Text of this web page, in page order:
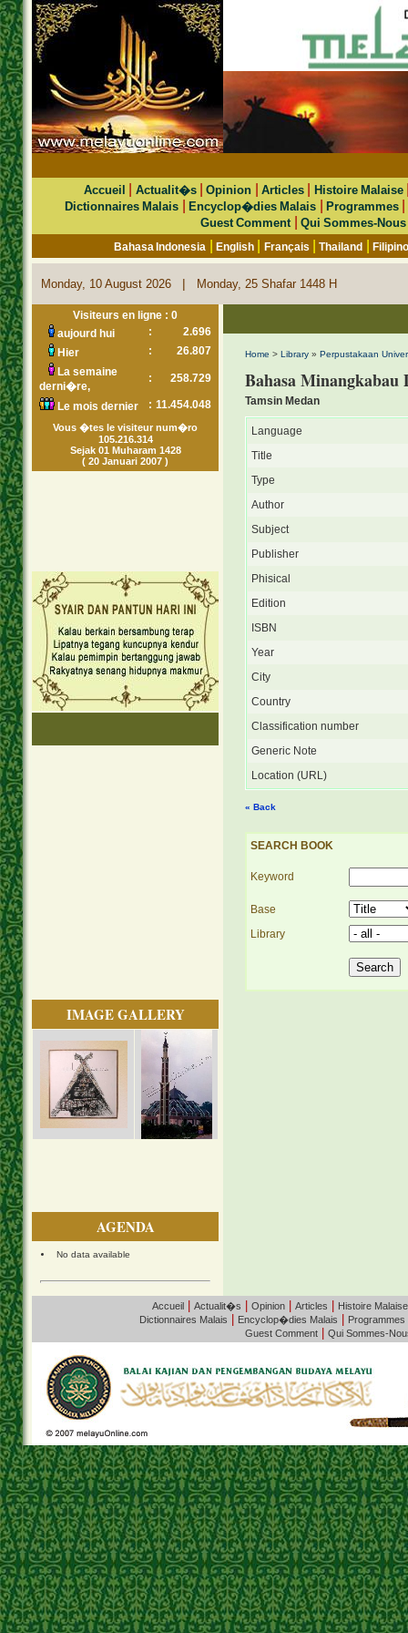
Accueil Actualit�s|Opinion Articles| Histoire Malaise
Dictionnaires Malais |Encyclop�dies Malais |Programmes
Guest Comment Qui Sommes-Nous
Bahasa Indonesia |English Français |Thailand |
Monday, 10 August 2026 | Monday, 25 Shafar 1448 H
Visiteurs en ligne : 0
aujourd hui
:
2.696
Hier
:
26.807
La semaine
derni�re,
: 258.729
Le mois dernier : 11.454.048
Vous �tes le visiteur num�ro
105.216.314
Sejak 01 Muharam 1428
( 20 Januari 2007 )
IMAGE GALLERY
AGENDA
No data available
Home > Library » Perpustakaan
Bahasa
Tamsin Medan
Language
Title
Type
Author
Subject
Publisher
Phisical
Edition
ISBN
Year
City
Country
Classification number
Generic Note
Location (URL)
« Back
SEARCH BOOK
Keyword
Base
Library
Accueil| Actualit�s Opinion| Articles Histoire Malaise
Dictionnaires Malais Encyclop�dies Malais Programmes
Guest Comment Qui Sommes-